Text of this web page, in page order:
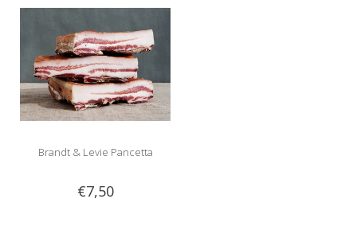
Brandt & Levie Pancetta
€7,50